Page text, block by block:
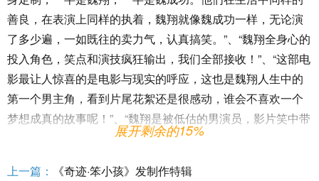
善良，在表演上同样的执着，魏翔就像魏成功一样，无论演
了多少遍，一如既往的卖力气，认真搞笑。”、“魏翔全身心的
投入角色，笑点和演技疯狂输出，我们全部接收！”、“这部电
影最让人惊喜的是电影与现实的呼应，这也是魏翔人生中的
第一个男主角，看到片尾花絮还是很感动，谁会不喜欢一个
梦想成真的故事呢！”、“魏翔是被低估的男演员，影片笑中带
泪值得回味，热爱可抵漫长岁月。希望魏翔可以越来越好！”
展开剩余的15%
上一篇：
《奇迹·笨小孩》发制作特辑